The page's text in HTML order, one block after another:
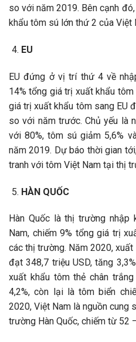
so với năm 2019. Bên cạnh
khẩu tôm sú lớn thứ 2 của Việt
EU
EU đứng ở vị trí thứ 4 về
14% tổng giá trị xuất khẩu
giá trị xuất khẩu tôm sang EU
so với năm trước. Chủ yếu là
với 80%, tôm sú giảm 5,6%
năm 2019. Dự báo thời gian
tranh với tôm Việt Nam tại thị
HÀN QUỐC
Hàn Quốc là thị trường
Nam, chiếm 9% tổng giá trị
các thị trường. Năm 2020,
đạt 348,7 triệu USD, tăng
xuất khẩu tôm thẻ chân
4,2%, còn lại là tôm biển
2020, Việt Nam là nguồn cung
trường Hàn Quốc, chiếm từ 52